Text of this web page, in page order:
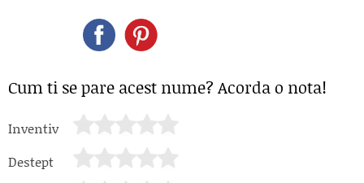
Cum ti se pare acest nume? Acorda o nota!
Inventiv
Destept